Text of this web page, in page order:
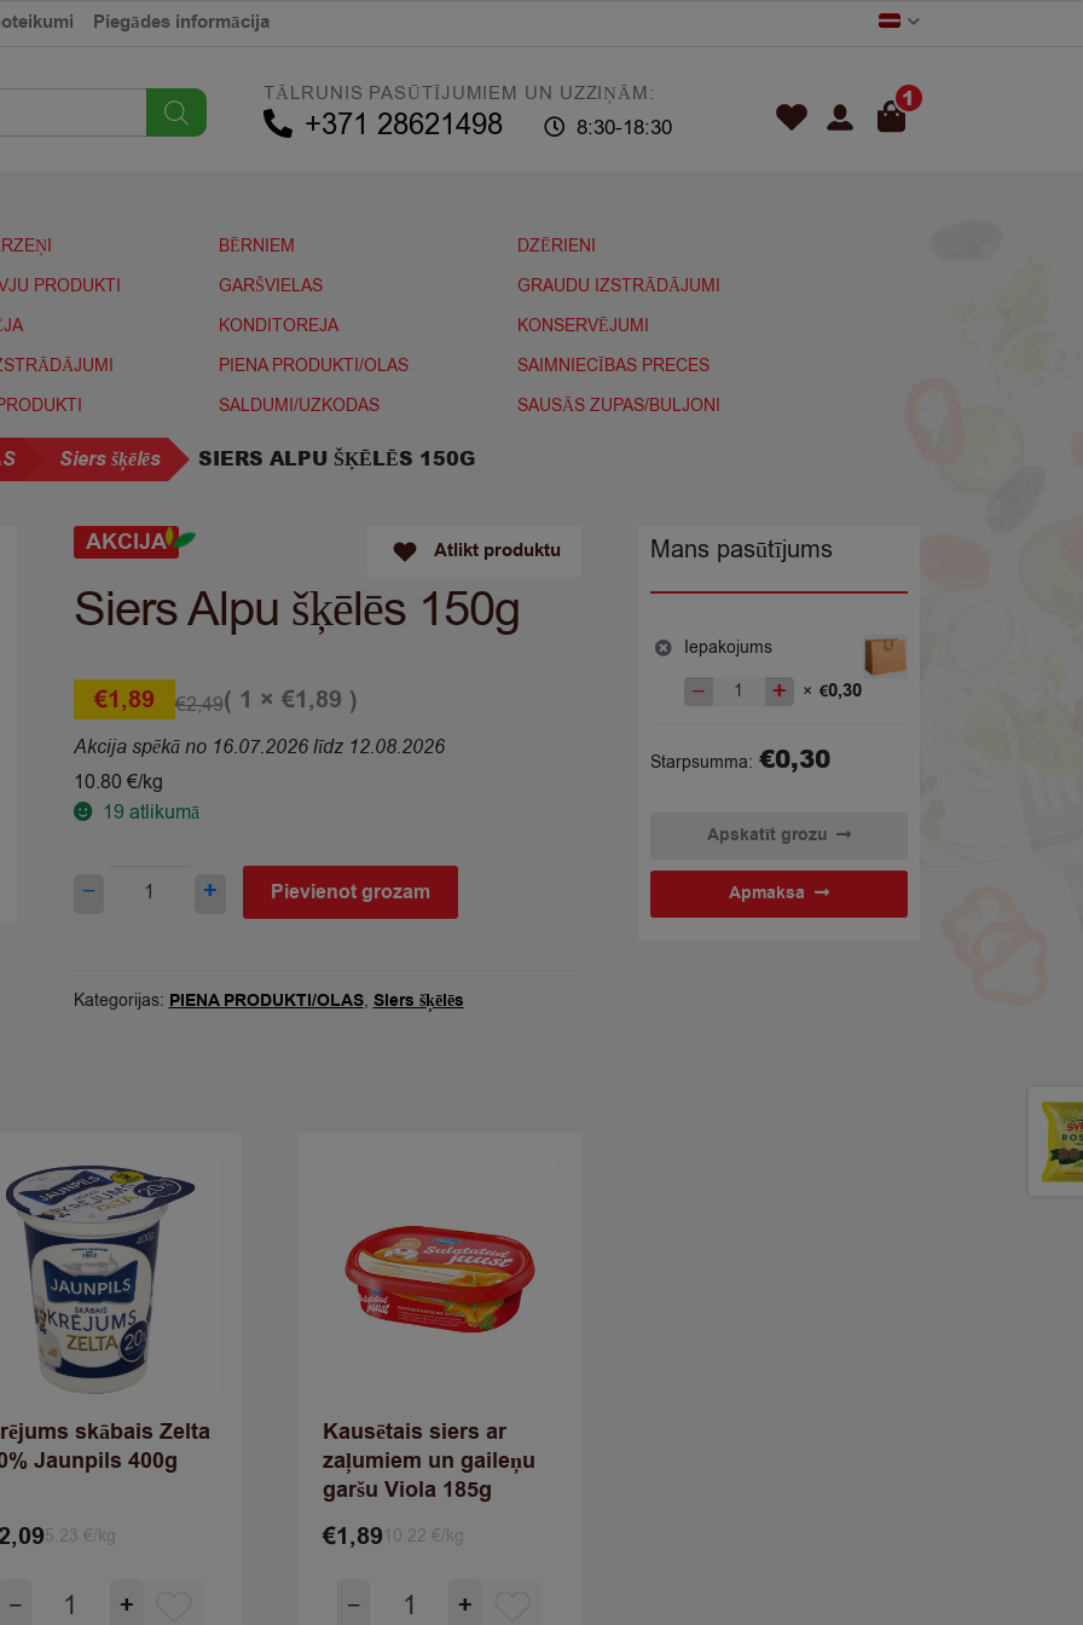
Piegādes informācija
TĀLRUNIS PASŪTĪJUMIEM UN UZZIŅĀM:
+371 28621498 8:30-18:30
1
BĒRNIEM
DZĒRIENI
PRODUKTI
GARŠVIELAS
GRAUDU IZSTRĀDĀJUMI
KONDITOREJA
KONSERVĒJUMI
PIENA PRODUKTI/OLAS
SAIMNIECĪBAS PRECES
SALDUMI/UZKODAS SAUSĀS ZUPAS/BULJONI
Siers šķēlēs SIERS ALPU ŠĶĒLĒS 150G
Atlikt produktu
AKCIJA
Siers Alpu šķēlēs 150g
€2,49
€1,89 ( 1 × €1,89 )
Akcija spēkā no 16.07.2026 līdz 12.08.2026
10.80 €/kg
19 atlikumā
−
Siers
quantity
+ Pievienot grozam
Kategorijas: PIENA PRODUKTI/OLAS, Siers šķēlēs
skābais Zelta
Jaunpils 400g
5.23 €/kg
−
Krējums
skābais+
Kausētais siers ar
zaļumiem un gaileņu
garšu Viola 185g
€1,89 10.22 €/kg
−
Kausētais
siers
+
Mans pasūtījums
Iepakojums
−
Iepakojums
+ × €0,30
Starpsumma: €0,30
Apskatīt grozu
Apmaksa